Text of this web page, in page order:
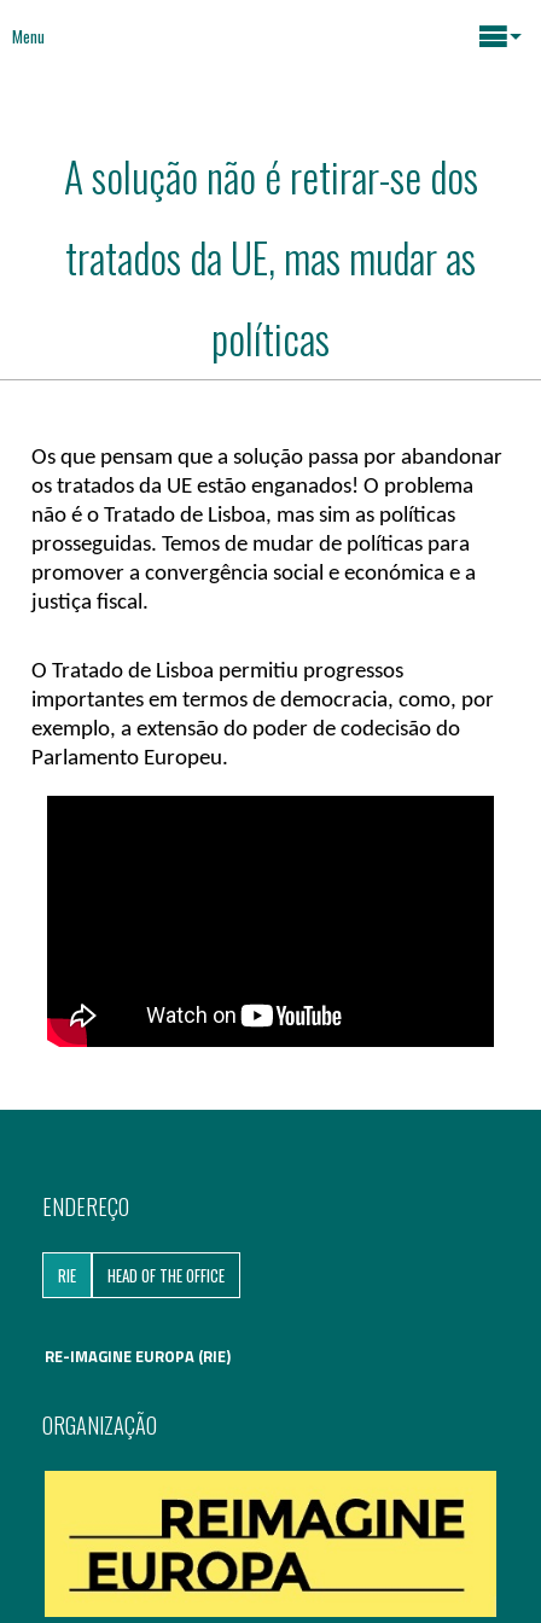
Menu
Notícias
Assuntos Chave
Futuro da Europa
Assuntos Internacionais
Migração
Pesquisa
Livros
Sobre
Contactos
PT
A solução não é retirar-se dos
tratados da UE, mas mudar as
políticas
Os que pensam que a solução passa por abandonar
os tratados da UE estão enganados! O problema
não é o Tratado de Lisboa, mas sim as políticas
prosseguidas. Temos de mudar de políticas para
promover a convergência social e económica e a
justiça fiscal.
O Tratado de Lisboa permitiu progressos
importantes em termos de democracia, como, por
exemplo, a extensão do poder de codecisão do
Parlamento Europeu.
ENDEREÇO
RIE HEAD OF THE OFFICE
RE-IMAGINE EUROPA (RIE)
ORGANIZAÇÃO